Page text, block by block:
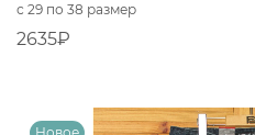
с 29 по 38 размер
2635₽